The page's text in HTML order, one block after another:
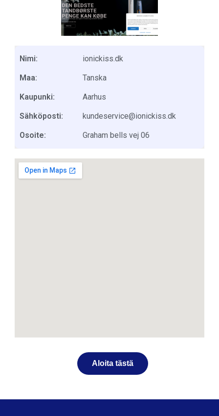
Nimi:
Maa:
Kaupunki:
Sähköposti:
Osoite:
ionickiss.dk
Tanska
Aarhus
kundeservice@ionickiss.dk
Graham bells vej 06
Aloita tästä